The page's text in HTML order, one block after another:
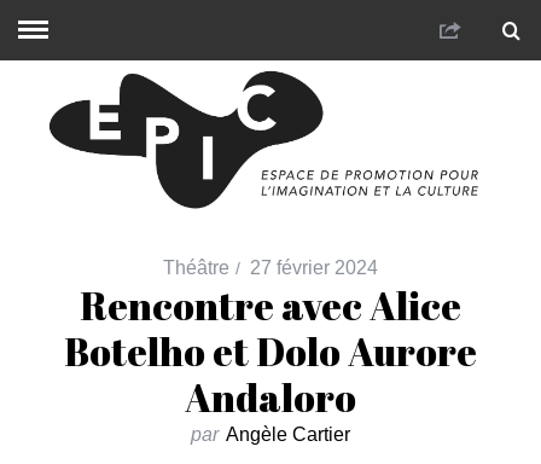
Théâtre 27 février 2024
Rencontre avec Alice
Botelho et Dolo Aurore
Andaloro
par Angèle Cartier